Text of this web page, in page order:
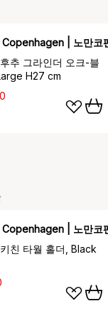
Copenhagen | 노만코
추 그라인더 오크-블
H27 cm
Copenhagen | 노만코
친 타월 홀더, Black